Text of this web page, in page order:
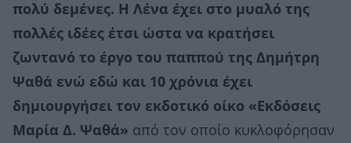
πολύ δεμένες. Η Λένα έχει στο μυαλό της
πολλές ιδέες έτσι ώστα να κρατήσει
ζωντανό το έργο του παππού της Δημήτρη
Ψαθά ενώ εδώ και 10 χρόνια έχει
δημιουργήσει τον εκδοτικό οίκο «Εκδόσεις
Μαρία Δ. Ψαθά» από τον οποίο κυκλοφόρησαν